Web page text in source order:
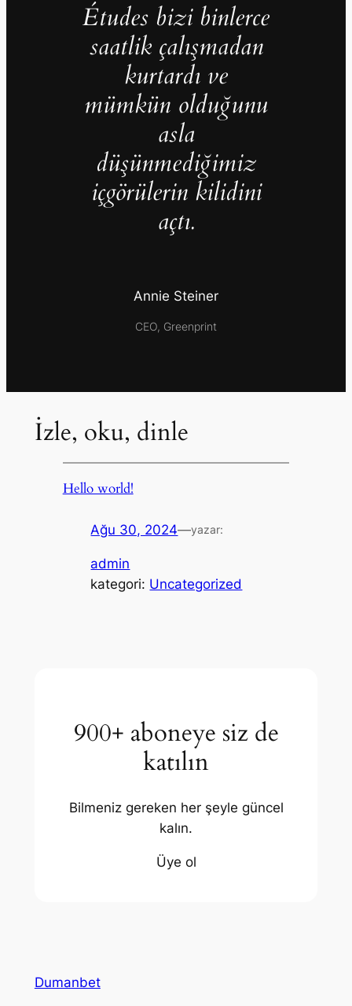
Études bizi binlerce
saatlik çalışmadan
kurtardı ve
mümkün olduğunu
asla
düşünmediğimiz
içgörülerin kilidini
açtı.
Annie Steiner
CEO, Greenprint
İzle, oku, dinle
Hello world!
Ağu 30, 2024—yazar:
admin
kategori: Uncategorized
900+ aboneye siz de
katılın
Bilmeniz gereken her şeyle güncel
kalın.
Üye ol
Dumanbet